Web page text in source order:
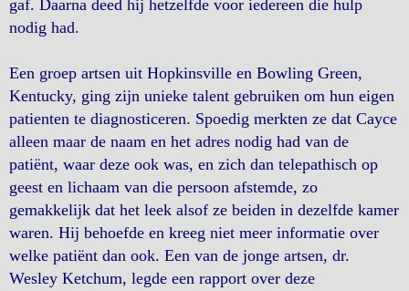
gaf. Daarna deed hij hetzelfde voor iedereen die hulp
nodig had.
Een groep artsen uit Hopkinsville en Bowling Green,
Kentucky, ging zijn unieke talent gebruiken om hun eigen
patienten te diagnosticeren. Spoedig merkten ze dat Cayce
alleen maar de naam en het adres nodig had van de
patiënt, waar deze ook was, en zich dan telepathisch op
geest en lichaam van die persoon afstemde, zo
gemakkelijk dat het leek alsof ze beiden in dezelfde kamer
waren. Hij behoefde en kreeg niet meer informatie over
welke patiënt dan ook. Een van de jonge artsen, dr.
Wesley Ketchum, legde een rapport over deze